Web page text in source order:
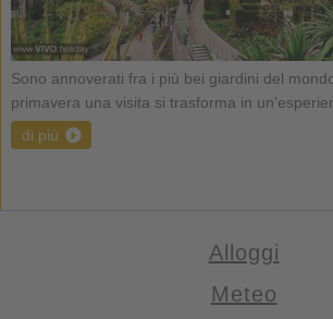
Sono annoverati fra i più bei giardini del
primavera una visita si trasforma in
di più
Alloggi
Meteo